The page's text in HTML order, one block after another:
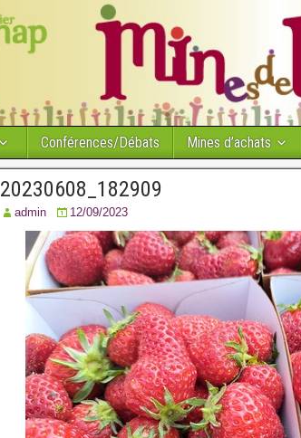
Conférences/Débats Mines d’achats
20230608_182909
admin 12/09/2023